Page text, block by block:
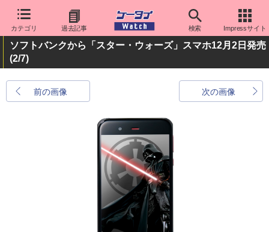
カテゴリ 過去記事 検索 Impressサイト
ソフトバンクから「スター・ウォーズ」スマホ12月2日発売
(2/7)
前の画像 次の画像